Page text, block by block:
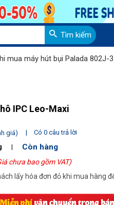
Tìm kiếm
hút bụi Palada 802J-3
IPC Leo-Maxi
giá)
|
Có 0 câu trả lời
| Còn hàng
chưa bao gồm VAT)
lấy hóa đơn đỏ khi mua hàng